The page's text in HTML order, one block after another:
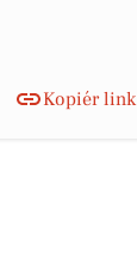
Kopiér link